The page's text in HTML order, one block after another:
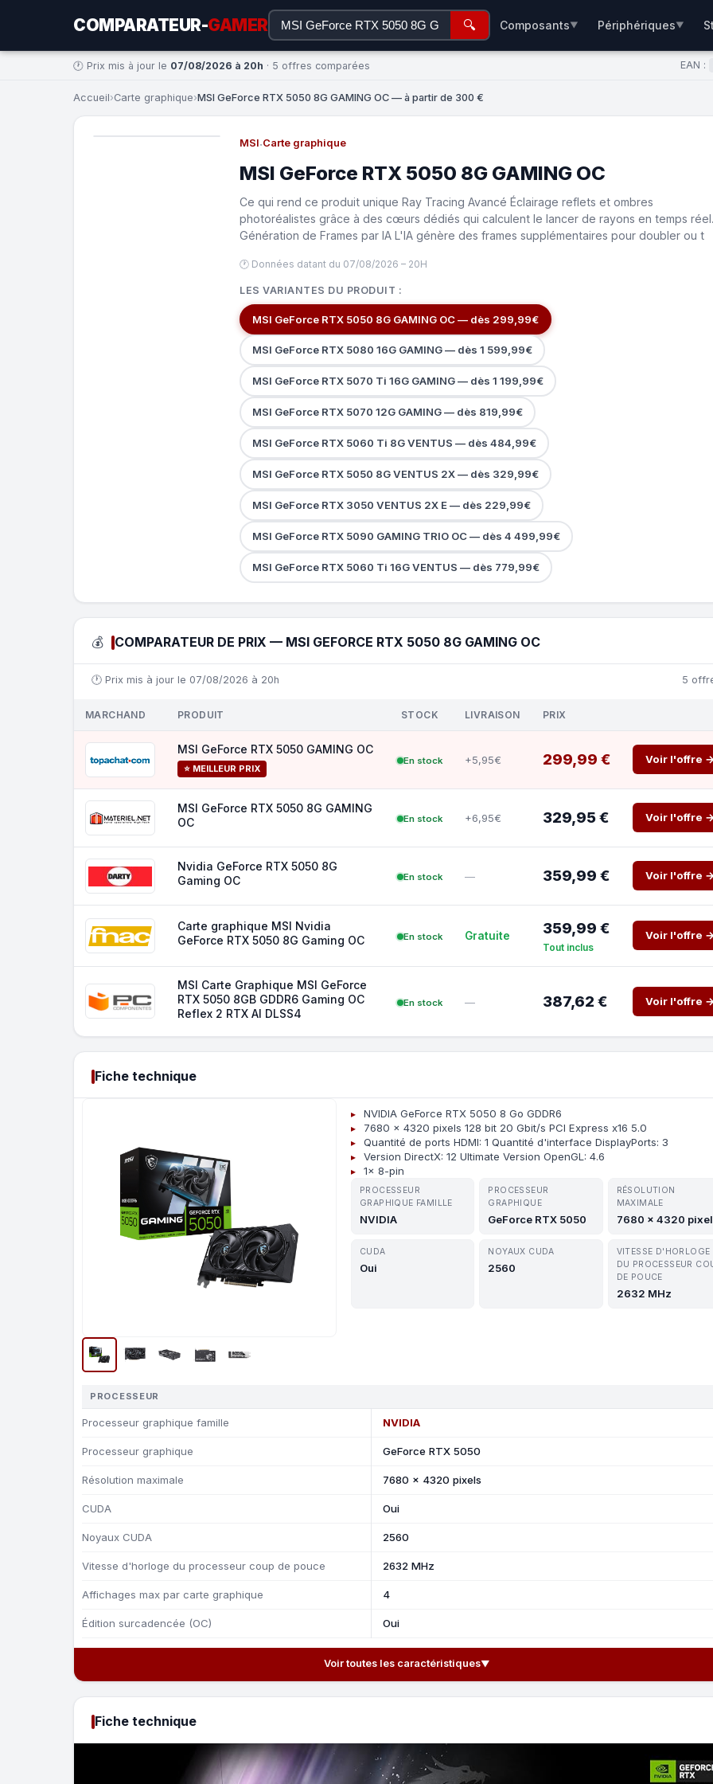
COMPARATEUR-GAMER 🔍 Composants▼ Périphériques▼
🕐 Prix mis à jour le 07/08/2026 à 20h · 5 offres comparées EAN :
Accueil›Carte graphique›MSI GeForce RTX 5050 8G GAMING OC — à partir de 300 €
MSI·Carte graphique
MSI GeForce RTX 5050 8G GAMING OC
Ce qui rend ce produit unique Ray Tracing Avancé Éclairage reflets et ombres
photoréalistes grâce à des cœurs dédiés qui calculent le lancer de rayons en temps réel.
Génération de Frames par IA L'IA génère des frames supplémentaires pour doubler ou t
🕐 Données datant du 07/08/2026 – 20H
LES VARIANTES DU PRODUIT :
MSI GeForce RTX 5050 8G GAMING OC — dès 299,99€
MSI GeForce RTX 5080 16G GAMING — dès 1 599,99€
MSI GeForce RTX 5070 Ti 16G GAMING — dès 1 199,99€
MSI GeForce RTX 5070 12G GAMING — dès 819,99€
MSI GeForce RTX 5060 Ti 8G VENTUS — dès 484,99€
MSI GeForce RTX 5050 8G VENTUS 2X — dès 329,99€
MSI GeForce RTX 3050 VENTUS 2X E — dès 229,99€
MSI GeForce RTX 5090 GAMING TRIO OC — dès 4 499,99€
MSI GeForce RTX 5060 Ti 16G VENTUS — dès 779,99€
💰 COMPARATEUR DE PRIX — MSI GEFORCE RTX 5050 8G GAMING OC
🕐 Prix mis à jour le 07/08/2026 à 20h 5
MARCHAND PRODUIT STOCK LIVRAISON PRIX
MSI GeForce RTX 5050 GAMING OC
⭐ MEILLEUR PRIX
En stock +5,95€ 299,99 € Voir l'offre →
MSI GeForce RTX 5050 8G GAMING
OC
En stock +6,95€ 329,95 € Voir l'offre →
Nvidia GeForce RTX 5050 8G
Gaming OC
En stock — 359,99 € Voir l'offre →
Carte graphique MSI Nvidia
GeForce RTX 5050 8G Gaming OC
En stock Gratuite 359,99 €
Tout inclus
Voir l'offre →
MSI Carte Graphique MSI GeForce
RTX 5050 8GB GDDR6 Gaming OC
Reflex 2 RTX AI DLSS4
En stock — 387,62 € Voir l'offre →
Fiche technique
NVIDIA GeForce RTX 5050 8 Go GDDR6
7680 x 4320 pixels 128 bit 20 Gbit/s PCI Express x16 5.0
Quantité de ports HDMI: 1 Quantité d'interface DisplayPorts: 3
Version DirectX: 12 Ultimate Version OpenGL: 4.6
1x 8-pin
PROCESSEUR
GRAPHIQUE FAMILLE
NVIDIA
PROCESSEUR
GRAPHIQUE
GeForce RTX 5050
RÉSOLUTION
MAXIMALE
7680 x 4320
CUDA
Oui
NOYAUX CUDA
2560
VITESSE D'HORLOGE
DU PROCESSEUR
DE POUCE
2632 MHz
PROCESSEUR
Processeur graphique famille NVIDIA
Processeur graphique GeForce RTX 5050
Résolution maximale 7680 x 4320 pixels
CUDA Oui
Noyaux CUDA 2560
Vitesse d'horloge du processeur coup de pouce 2632 MHz
Affichages max par carte graphique 4
Édition surcadencée (OC) Oui
Voir toutes les caractéristiques▼
Fiche technique